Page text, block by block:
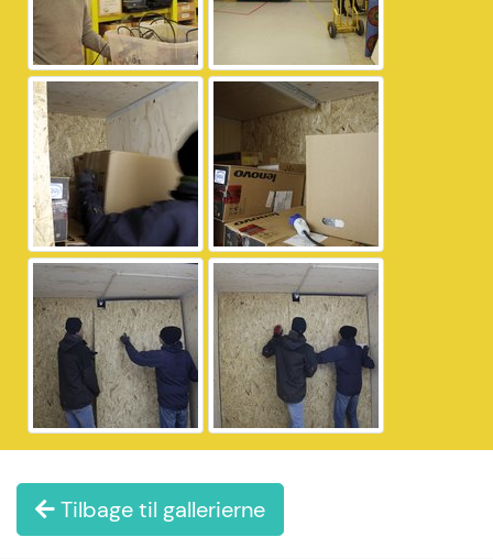
Tilbage til gallerierne